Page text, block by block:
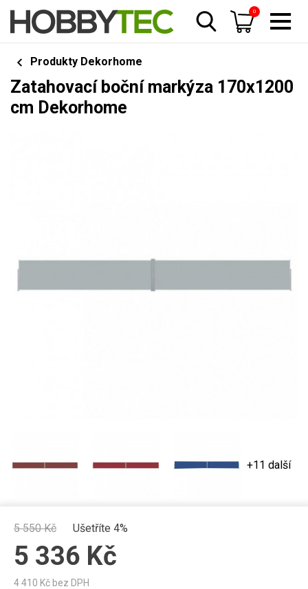
0
Produkty Dekorhome
Zatahovací boční markýza 170x1200
cm Dekorhome
+11 další
5 550Kč Ušetříte 4%
5 336 Kč
4 410 Kč bez DPH